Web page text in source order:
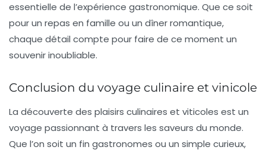
essentielle de l’expérience gastronomique. Que ce soit
pour un repas en famille ou un dîner romantique,
chaque détail compte pour faire de ce moment un
souvenir inoubliable.
Conclusion du voyage culinaire et vinicole
La découverte des plaisirs culinaires et viticoles est un
voyage passionnant à travers les saveurs du monde.
Que l’on soit un fin gastronomes ou un simple curieux,